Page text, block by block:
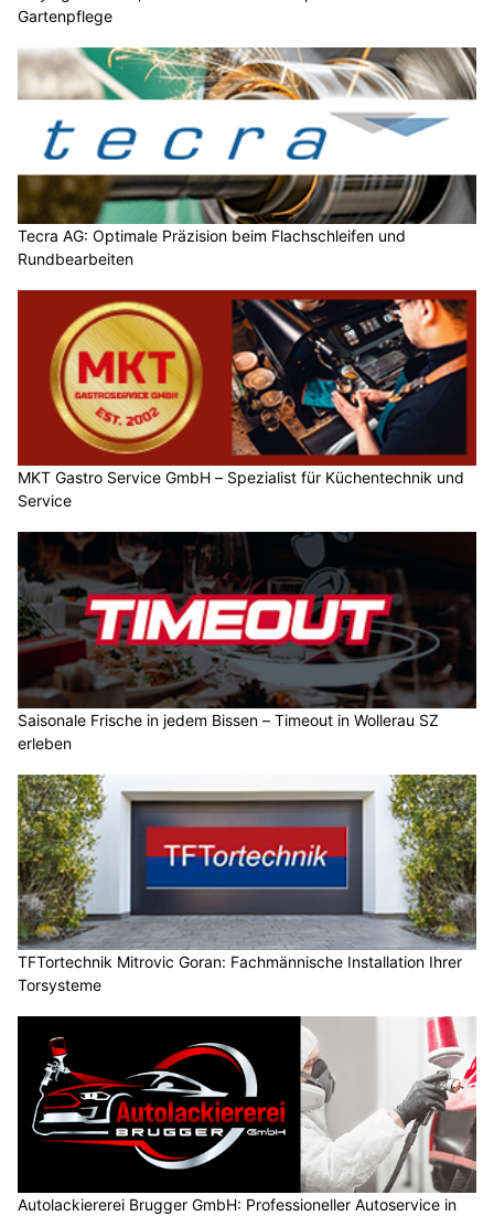
Gartenpflege
Tecra AG: Optimale Präzision beim Flachschleifen und
Rundbearbeiten
MKT Gastro Service GmbH – Spezialist für Küchentechnik und
Service
Saisonale Frische in jedem Bissen – Timeout in Wollerau SZ
erleben
TFTortechnik Mitrovic Goran: Fachmännische Installation Ihrer
Torsysteme
Autolackiererei Brugger GmbH: Professioneller Autoservice in